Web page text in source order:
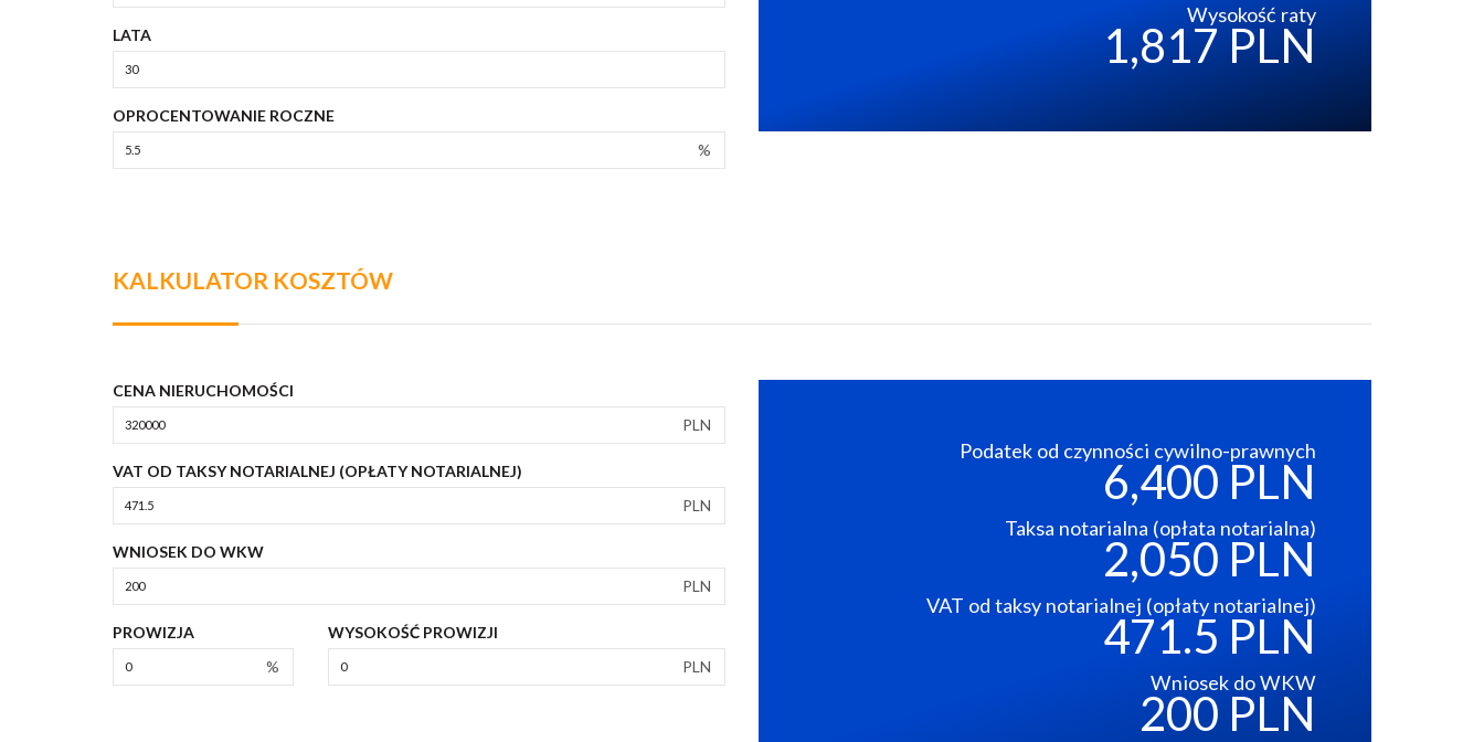
LATA
OPROCENTOWANIE ROCZNE
%
Wysokość raty
1,817 PLN
KALKULATOR KOSZTÓW
CENA NIERUCHOMOŚCI
PLN
VAT OD TAKSY NOTARIALNEJ (OPŁATY NOTARIALNEJ)
PLN
WNIOSEK DO WKW
PLN
PROWIZJA
%
WYSOKOŚĆ PROWIZJI
PLN
Podatek od czynności cywilno-prawnych
6,400 PLN
Taksa notarialna (opłata notarialna)
2,050 PLN
VAT od taksy notarialnej (opłaty notarialnej)
471.5 PLN
Wniosek do WKW
200 PLN